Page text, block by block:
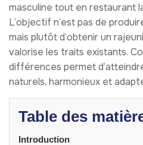
masculine tout en restaurant
L’objectif n’est pas de
mais plutôt d’obtenir un
valorise les traits existants.
différences permet
naturels, harmonieux et
Table des
Introduction